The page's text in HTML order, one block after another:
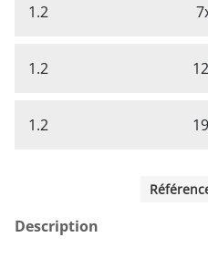
1.2
1.2
1.2
Description